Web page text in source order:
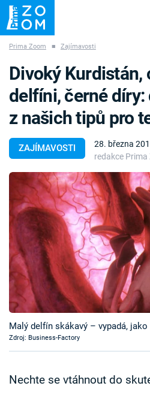
ZÁHADY VETŘELCI DÁVNOVĚKU
Témata
Témata
Pořady
TV Program
Časopis
Sledujte prima+
Prima Zoom ■ Zajímavosti
ZAJÍMAVOSTI
28. března
redakce Prima
Divoký Kurdistán,
delfíni, černé díry:
z našich tipů pro
Malý delfín skákavý – vypadá, jako
Zdroj: Business-Factory
Nechte se vtáhnout do